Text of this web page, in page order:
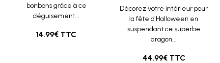
bonbons grâce à ce
déguisement...
14.99€ TTC
Décorez votre intérieur pour
la fête d'Halloween en
suspendant ce superbe
dragon...
44.99€ TTC